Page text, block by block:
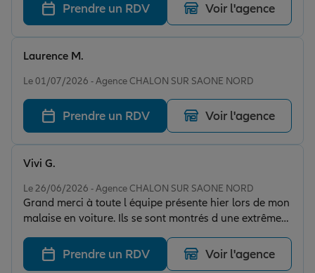
Prendre un RDV Voir l'agence
Le 01/07/2026 - Agence CHALON SUR SAONE NORD
Laurence M.
Prendre un RDV Voir l'agence
Le 26/06/2026 - Agence CHALON SUR SAONE NORD
Grand merci à toute l équipe présente hier lors de mon
malaise en voiture. Ils se sont montrés d une extrême
bienveillance qd je me suis réfugiée dans leur agence,
vraiment encore je vous exprime ma plus grande
gratitude.
Vivi G.
Prendre un RDV Voir l'agence